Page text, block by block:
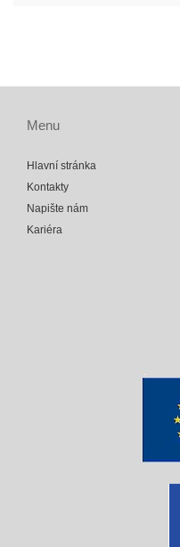
Menu
Hlavní stránka
Kontakty
Napište nám
Kariéra